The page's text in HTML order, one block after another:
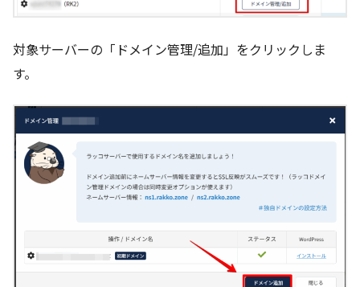
対象サーバーの「ドメイン管理/追加」をクリックしま
す。